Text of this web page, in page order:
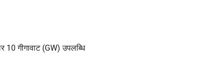
10 गीगावाट (GW) उपलब्धि